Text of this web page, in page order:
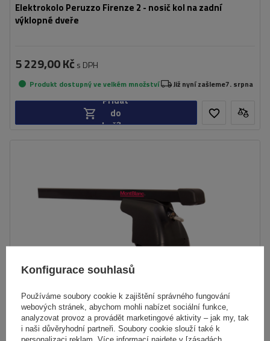
Elektrokolo Peruzzo Firenze 2 - nosič kol na zadní
výklopné dveře
5 229,00 Kč s DPH
Produkt dostupný ve velkém množství Již nyní zašleme7. srpna
Přidat
do
košíku
Konfigurace souhlasů
Používáme soubory cookie k zajištění správného fungování
webových stránek, abychom mohli nabízet sociální funkce,
analyzovat provoz a provádět marketingové aktivity – jak my, tak
i naši důvěryhodní partneři. Soubory cookie slouží také k
personalizaci reklam. Více informací najdete v [zásadách